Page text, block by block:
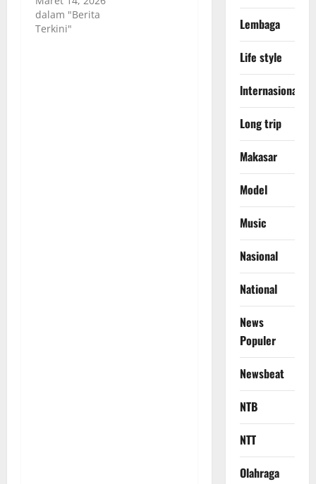
dalam "Berita
Terkini"
Lembaga
Life style
lnternasional
Long trip
Makasar
Model
Music
Nasional
National
News
Populer
Newsbeat
NTB
NTT
Olahraga